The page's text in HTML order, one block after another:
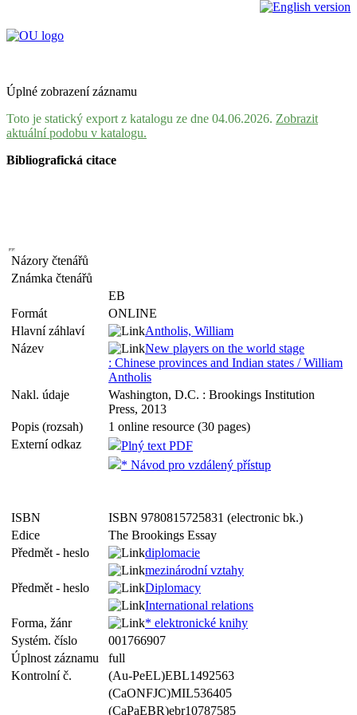
Úplné zobrazení záznamu
Toto je statický export z katalogu ze dne 04.06.2026. Zobrazit
aktuální podobu v katalogu.
Bibliografická citace
Názory čtenářů
Známka čtenářů
EB
Formát
ONLINE
Hlavní záhlaví
Antholis, William
Název
New players on the world stage
: Chinese provinces and Indian states / William
Antholis
Nakl. údaje
Washington, D.C. : Brookings Institution
Press, 2013
Popis (rozsah)
1 online resource (30 pages)
Externí odkaz
Plný text PDF
* Návod pro vzdálený přístup
ISBN
ISBN 9780815725831 (electronic bk.)
Edice
The Brookings Essay
Předmět - heslo
diplomacie
mezinárodní vztahy
Předmět - heslo
Diplomacy
International relations
Forma, žánr
* elektronické knihy
Systém. číslo
001766907
Úplnost záznamu
full
Kontrolní č.
(Au-PeEL)EBL1492563
(CaONFJC)MIL536405
(CaPaEBR)ebr10787585